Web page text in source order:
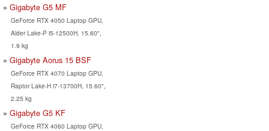
Gigabyte G5 MF
GeForce RTX 4050 Laptop GPU,
Alder Lake-P i5-12500H, 15.60",
1.9 kg
Gigabyte Aorus 15 BSF
GeForce RTX 4070 Laptop GPU,
Raptor Lake-H i7-13700H, 15.60",
2.25 kg
Gigabyte G5 KF
GeForce RTX 4060 Laptop GPU,